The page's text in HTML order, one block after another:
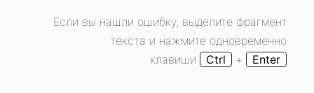
Если вы нашли ошибку, выделите фрагмент
текста и нажмите одновременно
клавиши
Ctrl + Enter